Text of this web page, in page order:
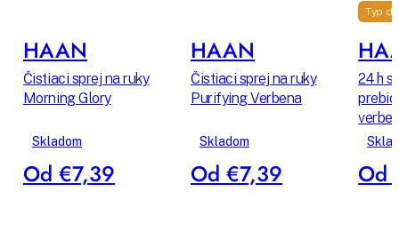
HAAN
Čistiaci sprej na ruky
Morning Glory
Skladom
Od €7,39
HAAN
Čistiaci sprej na ruky
Purifying Verbena
Skladom
Od €7,39
Typ
24 h
Od